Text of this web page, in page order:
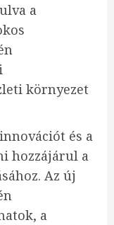
a
környezet
és a
hozzájárul a
Az új
a